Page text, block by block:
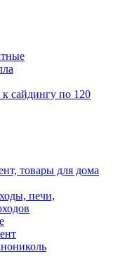
по 120
товары для дома
печи,